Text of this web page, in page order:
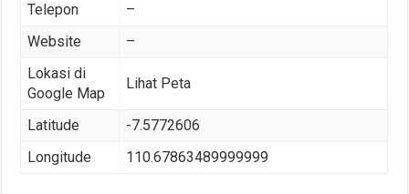
Telepon
–
Website
–
Lokasi di
Google Map
Lihat Peta
Latitude
-7.5772606
Longitude
110.67863489999999